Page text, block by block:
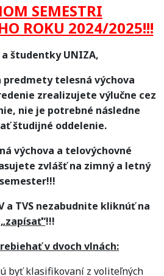
SEMESTRI
ROKU 2024/2025!!!
študentky UNIZA,
predmety telesná výchova
zrealizujete výlučne cez
nie je potrebné následne
študijné oddelenie.
výchova a telovýchovné
zvlášť na zimný a letný
semester!!!
a TVS nezabudnite kliknúť na
„zapísať“!!!
v dvoch vlnách:
byť klasifikovaní z voliteľných